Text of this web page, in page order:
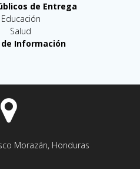
de Entrega
Educación
Salud
de Información
Morazán, Honduras